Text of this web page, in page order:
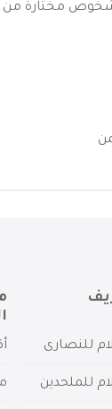
مختارة من
للنصارى
للملحدين